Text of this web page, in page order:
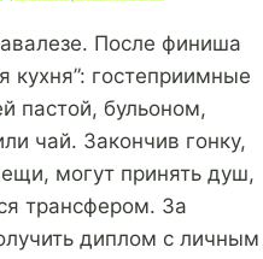
После финиша
кухня”: гостеприимные
пастой, бульоном,
чай. Закончив гонку,
могут принять душ,
трансфером. За
диплом с личным